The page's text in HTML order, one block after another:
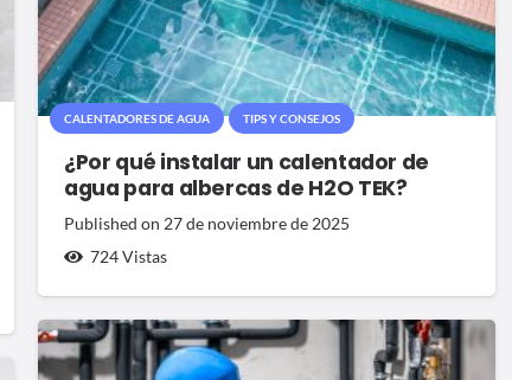
CALENTADORES DE AGUA TIPS Y CONSEJOS
¿Por qué instalar un calentador de
agua para albercas de H2O TEK?
Published on 27 de noviembre de 2025
724Vistas